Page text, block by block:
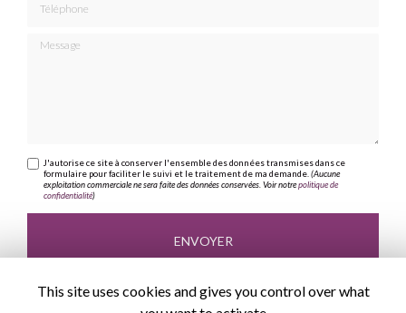
Message
J'autorise ce site à conserver l'ensemble des données transmises dans ce
formulaire pour faciliter le suivi et le traitement de ma demande.(Aucune
exploitation commerciale ne sera faite des données conservées. Voir notrepolitique de
confidentialité)
This site uses cookies and gives you control over what